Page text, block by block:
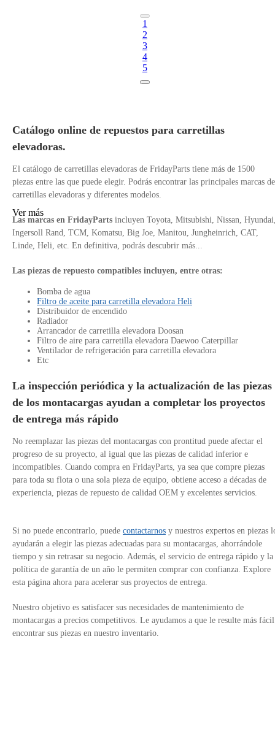
1
2
3
4
5
Catálogo online de repuestos para carretillas
elevadoras.
El catálogo de carretillas elevadoras de FridayParts tiene más de 1500
piezas entre las que puede elegir. Podrás encontrar las principales marcas de
carretillas elevadoras y diferentes modelos.
Las marcas en FridayParts incluyen Toyota, Mitsubishi, Nissan,
Ingersoll Rand, TCM, Komatsu, Big Joe, Manitou, Jungheinrich, CAT,
Linde, Heli, etc. En definitiva, podrás descubrir más...
Las piezas de repuesto compatibles incluyen, entre otras:
Bomba de agua
Filtro de aceite para carretilla elevadora Heli
Distribuidor de encendido
Radiador
Arrancador de carretilla elevadora Doosan
Filtro de aire para carretilla elevadora Daewoo Caterpillar
Ventilador de refrigeración para carretilla elevadora
Etc
La inspección periódica y la actualización de las piezas
de los montacargas ayudan a completar los proyectos
de entrega más rápido
No reemplazar las piezas del montacargas con prontitud puede afectar el
progreso de su proyecto, al igual que las piezas de calidad inferior e
incompatibles. Cuando compra en FridayParts, ya sea que compre piezas
para toda su flota o una sola pieza de equipo, obtiene acceso a décadas de
experiencia, piezas de repuesto de calidad OEM y excelentes servicios.
Si no puede encontrarlo, puede contactarnos y nuestros expertos en piezas
ayudarán a elegir las piezas adecuadas para su montacargas, ahorrándole
tiempo y sin retrasar su negocio. Además, el servicio de entrega rápido y la
política de garantía de un año le permiten comprar con confianza. Explore
esta página ahora para acelerar sus proyectos de entrega.
Nuestro objetivo es satisfacer sus necesidades de mantenimiento de
montacargas a precios competitivos. Le ayudamos a que le resulte más fácil
encontrar sus piezas en nuestro inventario.
Ver más